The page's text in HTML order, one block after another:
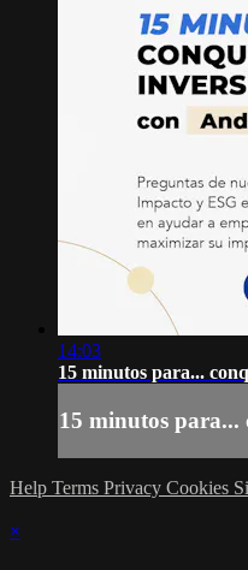
14:03
15 minutos para...
15 minutos para...
Help Terms Privacy Cookies
×